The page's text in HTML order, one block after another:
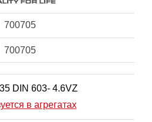
700705
700705
DIN 603- 4.6VZ
в агрегатах